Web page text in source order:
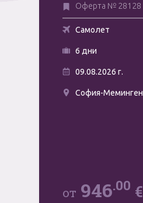
Оферта № 28128
Самолет
6 дни
09.08.2026 г.
София-Меминген
от 946.00 €